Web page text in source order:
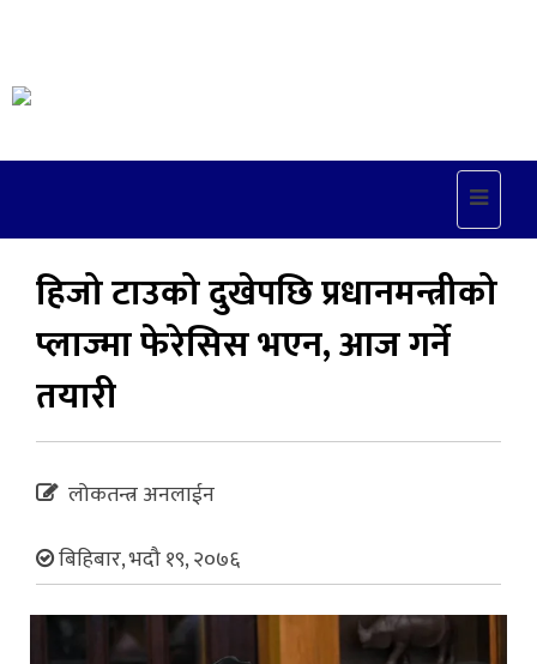
Toggle
हिजो टाउको दुखेपछि प्रधानमन्त्रीको
प्लाज्मा फेरेसिस भएन, आज गर्ने
तयारी
लोकतन्त्र अनलाईन
बिहिबार, भदौ १९, २०७६